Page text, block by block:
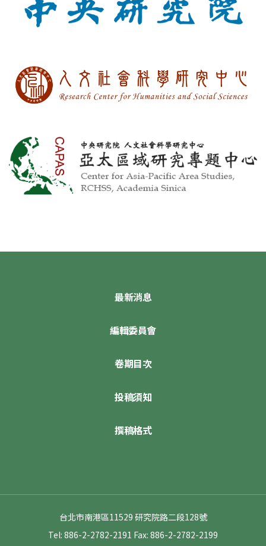
最新消息
編輯委員會
卷期目次
投稿須知
撰稿格式
台北市南港區11529 研究院路二段128號
Tel: 886-2-2782-2191 Fax: 886-2-2782-2199